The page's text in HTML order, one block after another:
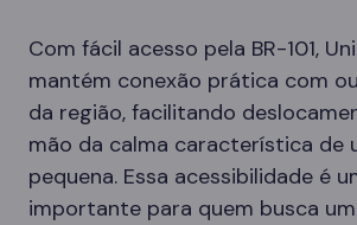
Com fácil acesso pela BR-101,
mantém conexão prática com
da região, facilitando
mão da calma característica de
pequena. Essa acessibilidade é
importante para quem busca